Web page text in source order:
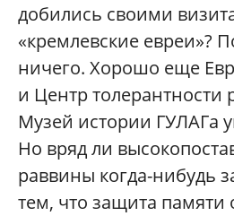
добились своими
«кремлевские евреи»?
ничего. Хорошо еще
и Центр толерантности
Музей истории ГУЛАГа
Но вряд ли
раввины когда-нибудь
тем, что защита памяти